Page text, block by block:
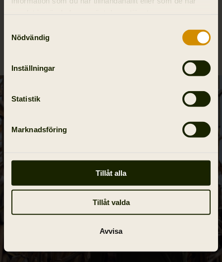
Nödvändig
Inställningar
Statistik
Marknadsföring
Tillåt alla
Tillåt valda
Avvisa